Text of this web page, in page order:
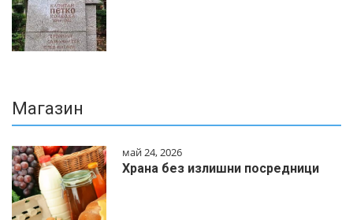
Магазин
май 24, 2026
Храна без излишни посредници